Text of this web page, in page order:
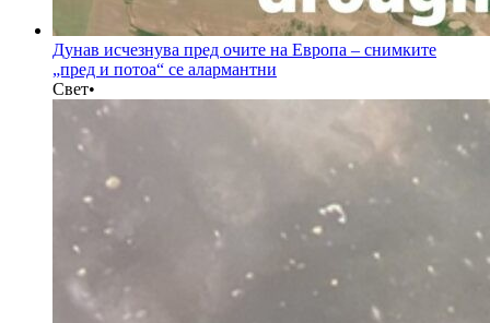
Дунав исчезнува пред очите на Европа – снимките
„пред и потоа“ се алармантни
Свет•